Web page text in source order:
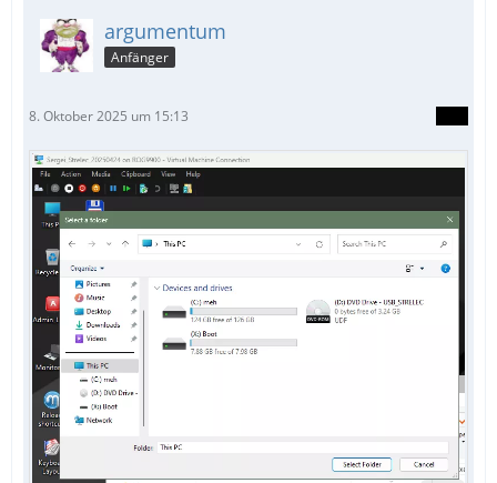
argumentum
Anfänger
8. Oktober 2025 um 15:13